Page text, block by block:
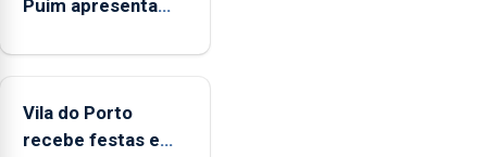
o
de
entre
as
Puim apresenta
de Vila do Porto
Vila do Porto
recebe festas em